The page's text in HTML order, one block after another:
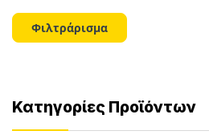
Φιλτράρισμα
Κατηγορίες Προϊόντων